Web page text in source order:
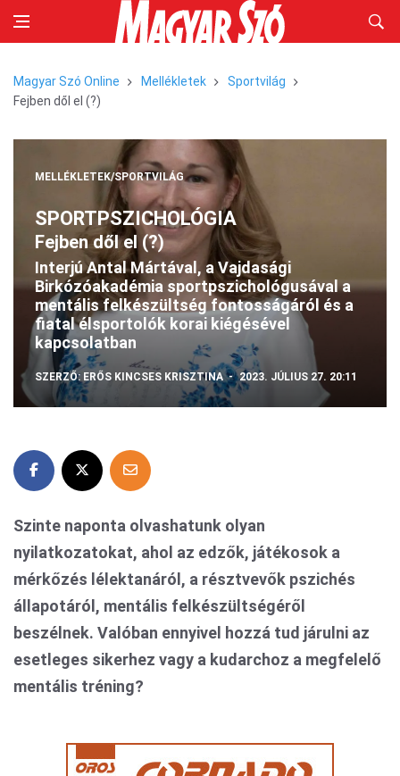
Magyar Szó Online Mellékletek
Sportvilág
Fejben dől el (?)
MELLÉKLETEK/SPORTVILÁG
SPORTPSZICHOLÓGIA
Fejben dől el (?)
Interjú Antal Mártával, a Vajdasági
Birkózóakadémia sportpszichológusával a
mentális felkészültség fontosságáról és a
fiatal élsportolók korai kiégésével
kapcsolatban
SZERZŐ: ERŐS KINCSES KRISZTINA 2023. JÚLIUS 27. 20:11
Szinte naponta olvashatunk olyan
nyilatkozatokat, ahol az edzők, játékosok a
mérkőzés lélektanáról, a résztvevők pszichés
állapotáról, mentális felkészültségéről
beszélnek. Valóban ennyivel hozzá tud járulni az
esetleges sikerhez vagy a kudarchoz a megfelelő
mentális tréning?